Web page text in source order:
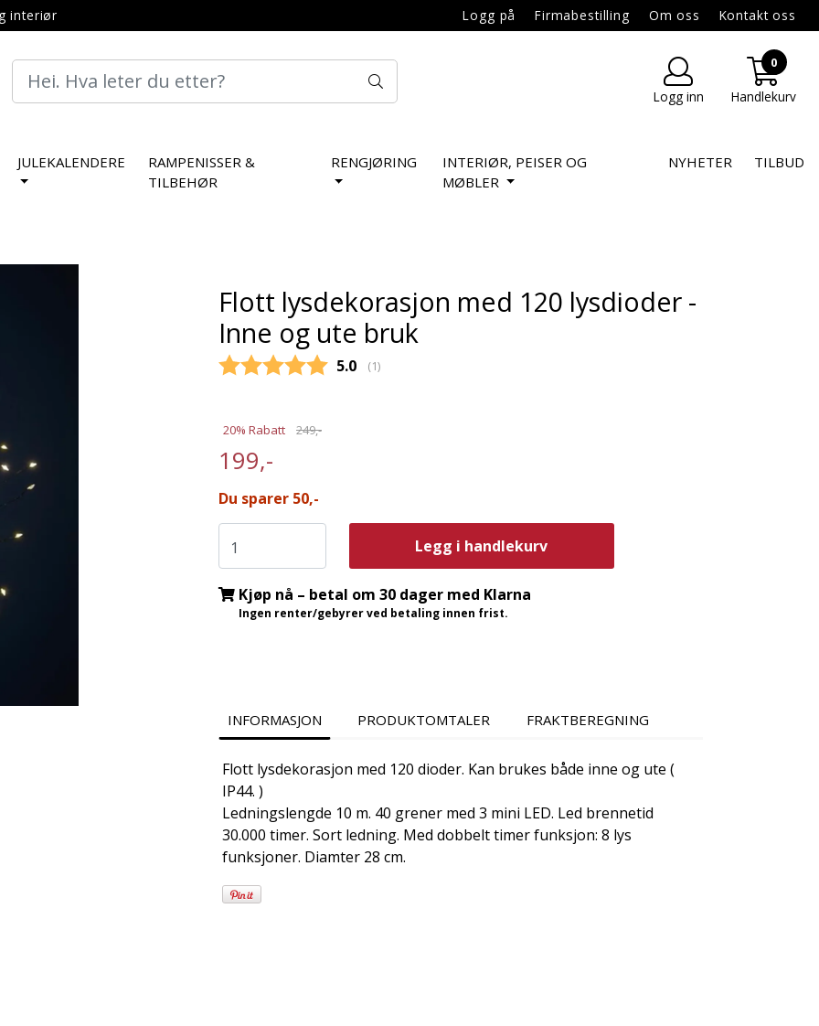
interiør Logg på Firmabestilling Om oss Kontakt oss
Logg inn
0
Handlekurv
JULEKALENDERE
RAMPENISSER &
TILBEHØR
RENGJØRING
INTERIØR, PEISER OG
MØBLER
NYHETER TILBUD
Flott lysdekorasjon med 120 lysdioder -
Inne og ute bruk
Gjennomsnittskarakter:
5.0 (stemmer:
1)
20% Rabatt 249,-
199,-
Du sparer 50,-
Legg i handlekurv
Kjøp nå – betal om 30 dager med Klarna
Ingen renter/gebyrer ved betaling innen frist.
INFORMASJON PRODUKTOMTALER FRAKTBEREGNING
Flott lysdekorasjon med 120 dioder. Kan brukes både inne og ute (
IP44. )
Ledningslengde 10 m. 40 grener med 3 mini LED. Led brennetid
30.000 timer. Sort ledning. Med dobbelt timer funksjon: 8 lys
funksjoner. Diamter 28 cm.